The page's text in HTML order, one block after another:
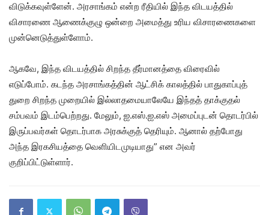
விடுக்கவுள்ளேன். அரசாங்கம் என்ற ரீதியில் இந்த விடயத்தில்
விசாரணை ஆணைக்குழு ஒன்றை அமைத்து உரிய விசாரணைகளை
முன்னெடுத்துள்ளோம்.
ஆகவே, இந்த விடயத்தில் சிறந்த தீர்மானத்தை விரைவில்
எடுப்போம். கடந்த அரசாங்கத்தின் ஆட்சிக் காலத்தில் பாதுகாப்புத்
துறை சிறந்த முறையில் இல்லாதமையாலேயே இந்தத் தாக்குதல்
சம்பவம் இடம்பெற்றது. மேலும், ஐ.எஸ்.ஐ.எஸ் அமைப்புடன் தொடர்பில்
இருப்பவர்கள் தொடர்பாக அரசுக்குத் தெரியும். ஆனால் தற்போது
அந்த இரகசியத்தை வெளியிடமுடியாது” என அவர்
குறிப்பிட்டுள்ளார்.